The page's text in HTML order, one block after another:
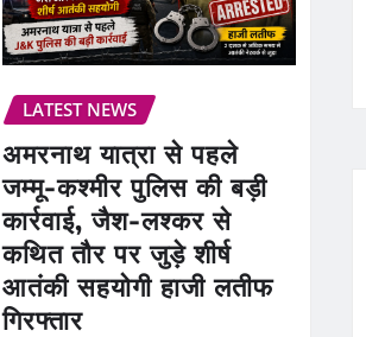
LATEST NEWS
अमरनाथ यात्रा से पहले
जम्मू-कश्मीर पुलिस की बड़ी
कार्रवाई, जैश-लश्कर से
कथित तौर पर जुड़े शीर्ष
आतंकी सहयोगी हाजी लतीफ
गिरफ्तार